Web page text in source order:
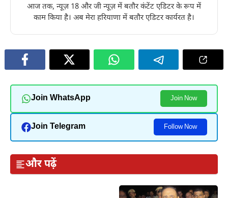
आज तक, न्यूज़ 18 और जी न्यूज़ में बतौर कंटेंट एडिटर के रूप में
काम किया है। अब मेरा हरियाणा में बतौर एडिटर कार्यरत है।
Join WhatsApp Join Now
Join Telegram Follow Now
और पढ़ें